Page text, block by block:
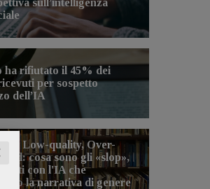
sull’intelligenza
ha rifiutato il 45% dei
per sospetto
dell’IA
Low-quality, Over-
cosa sono gli «slop»,
con l'IA che
la narrativa di genere